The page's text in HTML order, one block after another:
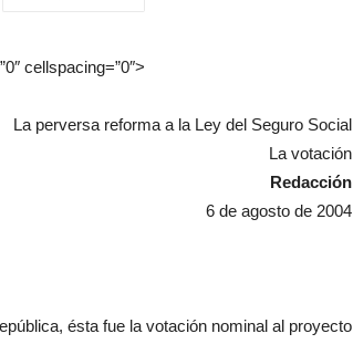
cellspacing=”0″>
La perversa reforma a la Ley del Seguro Social
La votación
Redacción
6 de agosto de 2004
ésta fue la votación nominal al proyecto